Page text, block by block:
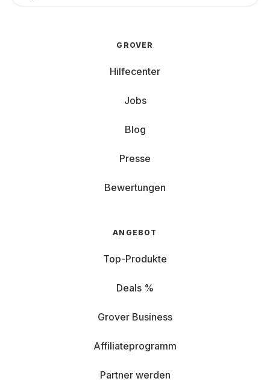
GROVER
Hilfecenter
Jobs
Blog
Presse
Bewertungen
ANGEBOT
Top-Produkte
Deals %
Grover Business
Affiliateprogramm
Partner werden